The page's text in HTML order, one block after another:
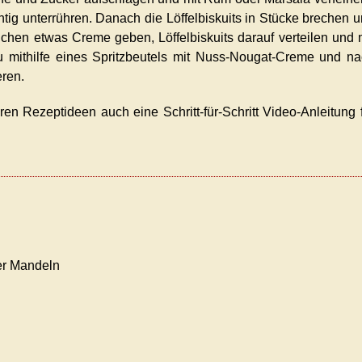
unterrühren. Danach die Löffelbiskuits in Stücke brechen
etwas Creme geben, Löffelbiskuits darauf verteilen und
eines Spritzbeutels mit Nuss-Nougat-Creme und
Rezeptideen auch eine Schritt-für-Schritt Video-Anleitung
Mandeln